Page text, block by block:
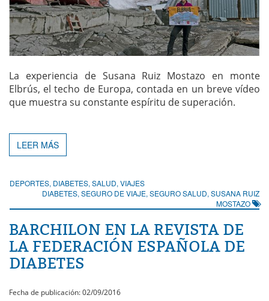
La experiencia de Susana Ruiz Mostazo en monte
Elbrús, el techo de Europa, contada en un breve vídeo
que muestra su constante espíritu de superación.
LEER MÁS
DEPORTES, DIABETES,SALUD,VIAJES
DIABETES,SEGURO DE VIAJE,SEGURO SALUD,SUSANA RUIZ
MOSTAZO
BARCHILON EN LA REVISTA DE
LA FEDERACIÓN ESPAÑOLA DE
DIABETES
Fecha de publicación: 02/09/2016